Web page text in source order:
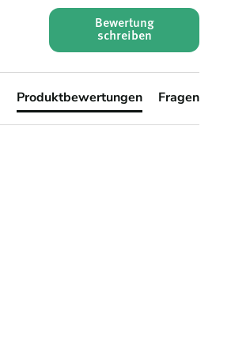
Bewertung
schreiben
Produktbewertungen Fragen